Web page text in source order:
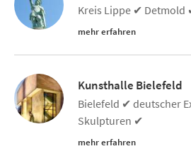
Kreis Lippe ✔ Detmold
mehr erfahren
Kunsthalle Bielefeld
Bielefeld ✔ deutscher
Skulpturen ✔
mehr erfahren